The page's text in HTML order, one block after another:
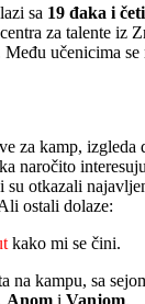
sa 19 đaka i
za talente iz
učenicima se
za kamp, izgleda
naročito
su otkazali
ostali dolaze:
kako mi se čini.
na kampu, sa
, Anom i Vanjom.